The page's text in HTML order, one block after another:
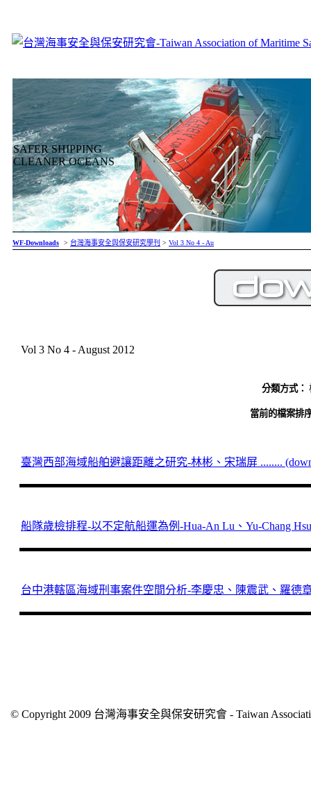
SAFER SHIPPING
CLEANER OCEANS
WF-Downloads > 台灣海事安全與保安研究學刊 > Vol 3 No 4 - Au
Vol 3 No 4 - August 2012
分類方式：
當前的檔案排
臺灣西部海域船舶避讓距離之研究-林彬、宋瑞屏 ........
船隊歲檢排程-以不定航船運為例-Hua-An Lu、Yu-Chang
台中港轄區海域刑事案件空間分析-李慶忠、陳震武、羅德
© Copyright 2009 台灣海事安全與保安研究會 - Taiwan